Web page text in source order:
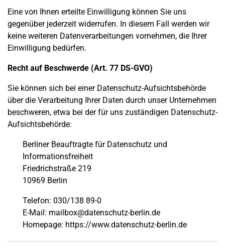
Eine von Ihnen erteilte Einwilligung können Sie uns
gegenüber jederzeit widerrufen. In diesem Fall werden wir
keine weiteren Datenverarbeitungen vornehmen, die Ihrer
Einwilligung bedürfen.
Recht auf Beschwerde (Art. 77 DS-GVO)
Sie können sich bei einer Datenschutz-Aufsichtsbehörde
über die Verarbeitung Ihrer Daten durch unser Unternehmen
beschweren, etwa bei der für uns zuständigen Datenschutz-
Aufsichtsbehörde:
Berliner Beauftragte für Datenschutz und
Informationsfreiheit
Friedrichstraße 219
10969 Berlin
Telefon: 030/138 89-0
E-Mail: mailbox@datenschutz-berlin.de
Homepage: https://www.datenschutz-berlin.de